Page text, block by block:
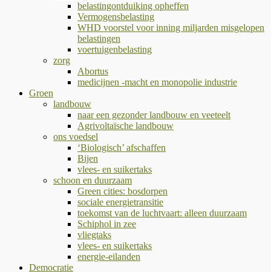
belastingontduiking opheffen
Vermogensbelasting
WHD voorstel voor inning miljarden misgelopen
belastingen
voertuigenbelasting
zorg
Abortus
medicijnen -macht en monopolie industrie
Groen
landbouw
naar een gezonder landbouw en veeteelt
Agrivoltaïsche landbouw
ons voedsel
‘Biologisch’ afschaffen
Bijen
vlees- en suikertaks
schoon en duurzaam
Green cities: bosdorpen
sociale energietransitie
toekomst van de luchtvaart: alleen duurzaam
Schiphol in zee
vliegtaks
vlees- en suikertaks
energie-eilanden
Democratie